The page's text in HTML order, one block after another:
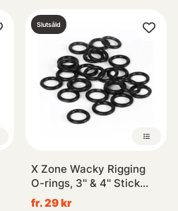
Slutsåld
X Zone Wacky Rigging
O-rings, 3'' & 4'' Stick
Baits (25-pack)
fr. 29 kr